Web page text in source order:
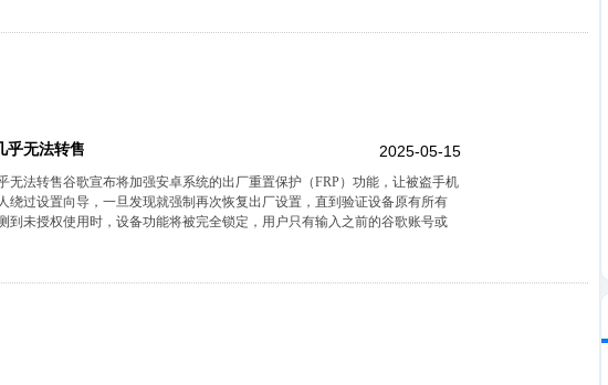
2025-05-15
乎无法转售
无法转售谷歌宣布将加强安卓系统的出厂重置保护（FRP）功能，让被盗手机
绕过设置向导，一旦发现就强制再次恢复出厂设置，直到验证设备原有所有
到未授权使用时，设备功能将被完全锁定，用户只有输入之前的谷歌账号或